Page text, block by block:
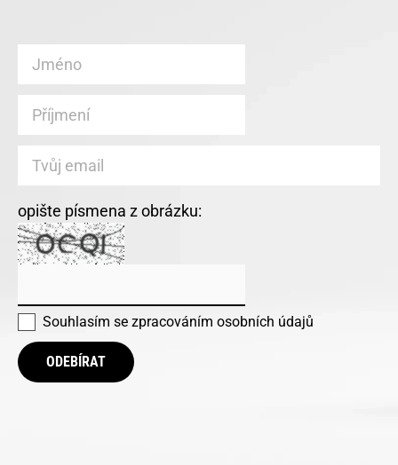
opište písmena z obrázku:
Souhlasím se zpracováním osobních údajů
ODEBÍRAT